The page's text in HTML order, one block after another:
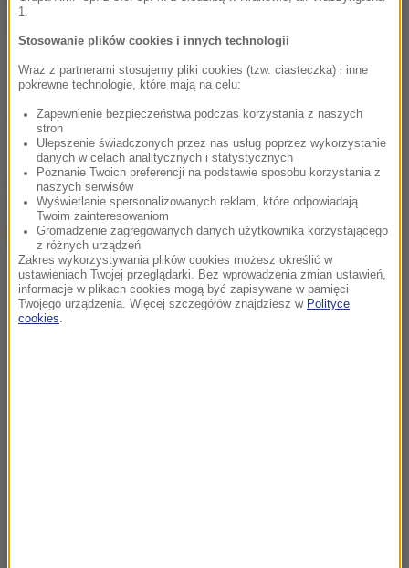
Źródło: PAP
chcesz widzieć więcej artykułów od RMF24?dodaj w
Google
1.
Stosowanie plików cookies i innych technologii
Wraz z partnerami stosujemy pliki cookies (tzw. ciasteczka) i inne
pokrewne technologie, które mają na celu:
Zapewnienie bezpieczeństwa podczas korzystania z naszych
stron
Ulepszenie świadczonych przez nas usług poprzez wykorzystanie
danych w celach analitycznych i statystycznych
Poznanie Twoich preferencji na podstawie sposobu korzystania z
naszych serwisów
Wyświetlanie spersonalizowanych reklam, które odpowiadają
Twoim zainteresowaniom
Gromadzenie zagregowanych danych użytkownika korzystającego
z różnych urządzeń
Zakres wykorzystywania plików cookies możesz określić w
ustawieniach Twojej przeglądarki. Bez wprowadzenia zmian ustawień,
informacje w plikach cookies mogą być zapisywane w pamięci
Twojego urządzenia. Więcej szczegółów znajdziesz w Polityce
cookies.